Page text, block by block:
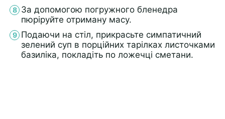
За допомогою погружного бленедра
пюріруйте отриману масу.
Подаючи на стіл, прикрасьте симпатичний
зелений суп в порційних тарілках листочками
базиліка, покладіть по ложечці сметани.